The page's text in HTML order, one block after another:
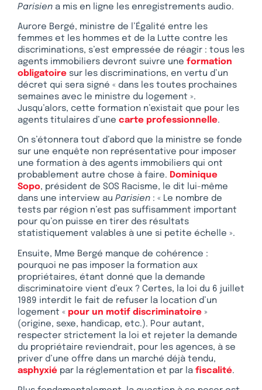
Parisien a mis en ligne les enregistrements audio.
Aurore Bergé, ministre de l’Égalité entre les
femmes et les hommes et de la Lutte contre les
discriminations, s’est empressée de réagir : tous les
agents immobiliers devront suivre une formation
obligatoire sur les discriminations, en vertu d’un
décret qui sera signé « dans les toutes prochaines
semaines avec le ministre du logement ».
Jusqu’alors, cette formation n’existait que pour les
agents titulaires d’une carte professionnelle.
On s’étonnera tout d’abord que la ministre se fonde
sur une enquête non représentative pour imposer
une formation à des agents immobiliers qui ont
probablement autre chose à faire. Dominique
Sopo, président de SOS Racisme, le dit lui-même
dans une interview au Parisien : « Le nombre de
tests par région n’est pas suffisamment important
pour qu’on puisse en tirer des résultats
statistiquement valables à une si petite échelle ».
Ensuite, Mme Bergé manque de cohérence :
pourquoi ne pas imposer la formation aux
propriétaires, étant donné que la demande
discriminatoire vient d’eux ? Certes, la loi du 6 juillet
1989 interdit le fait de refuser la location d’un
logement « pour un motif discriminatoire »
(origine, sexe, handicap, etc.). Pour autant,
respecter strictement la loi et rejeter la demande
du propriétaire reviendrait, pour les agences, à se
priver d’une offre dans un marché déjà tendu,
asphyxié par la réglementation et par la fiscalité.